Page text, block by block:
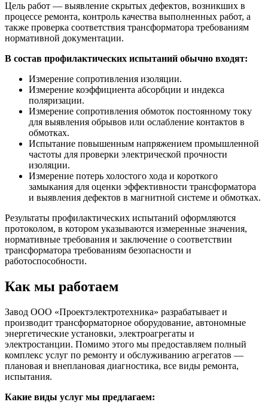
Цель работ — выявление скрытых дефектов, возникших в
процессе ремонта, контроль качества выполненных работ, а
также проверка соответствия трансформатора требованиям
нормативной документации.
В состав профилактических испытаний обычно входят:
Измерение сопротивления изоляции.
Измерение коэффициента абсорбции и индекса
поляризации.
Измерение сопротивления обмоток постоянному току
для выявления обрывов или ослабление контактов в
обмотках.
Испытание повышенным напряжением промышленной
частоты для проверки электрической прочности
изоляции.
Измерение потерь холостого хода и короткого
замыкания для оценки эффективности трансформатора
и выявления дефектов в магнитной системе и обмотках.
Результаты профилактических испытаний оформляются
протоколом, в котором указываются измеренные значения,
нормативные требования и заключение о соответствии
трансформатора требованиям безопасности и
работоспособности.
Как мы работаем
Завод ООО «Проектэлектротехника» разрабатывает и
производит трансформаторное оборудование, автономные
энергетические установки, электроагрегаты и
электростанции. Помимо этого мы предоставляем полный
комплекс услуг по ремонту и обслуживанию агрегатов —
плановая и внеплановая диагностика, все виды ремонта,
испытания.
Какие виды услуг мы предлагаем: